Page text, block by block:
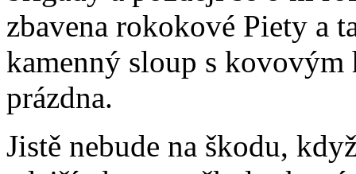
zbavena rokokové Piety a
kamenný sloup s
prázdna.
Jistě nebude na škodu,